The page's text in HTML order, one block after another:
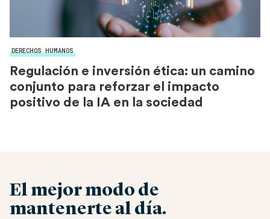
DERECHOS HUMANOS
Regulación e inversión ética: un camino
conjunto para reforzar el impacto
positivo de la IA en la sociedad
El mejor modo de
mantenerte al día.